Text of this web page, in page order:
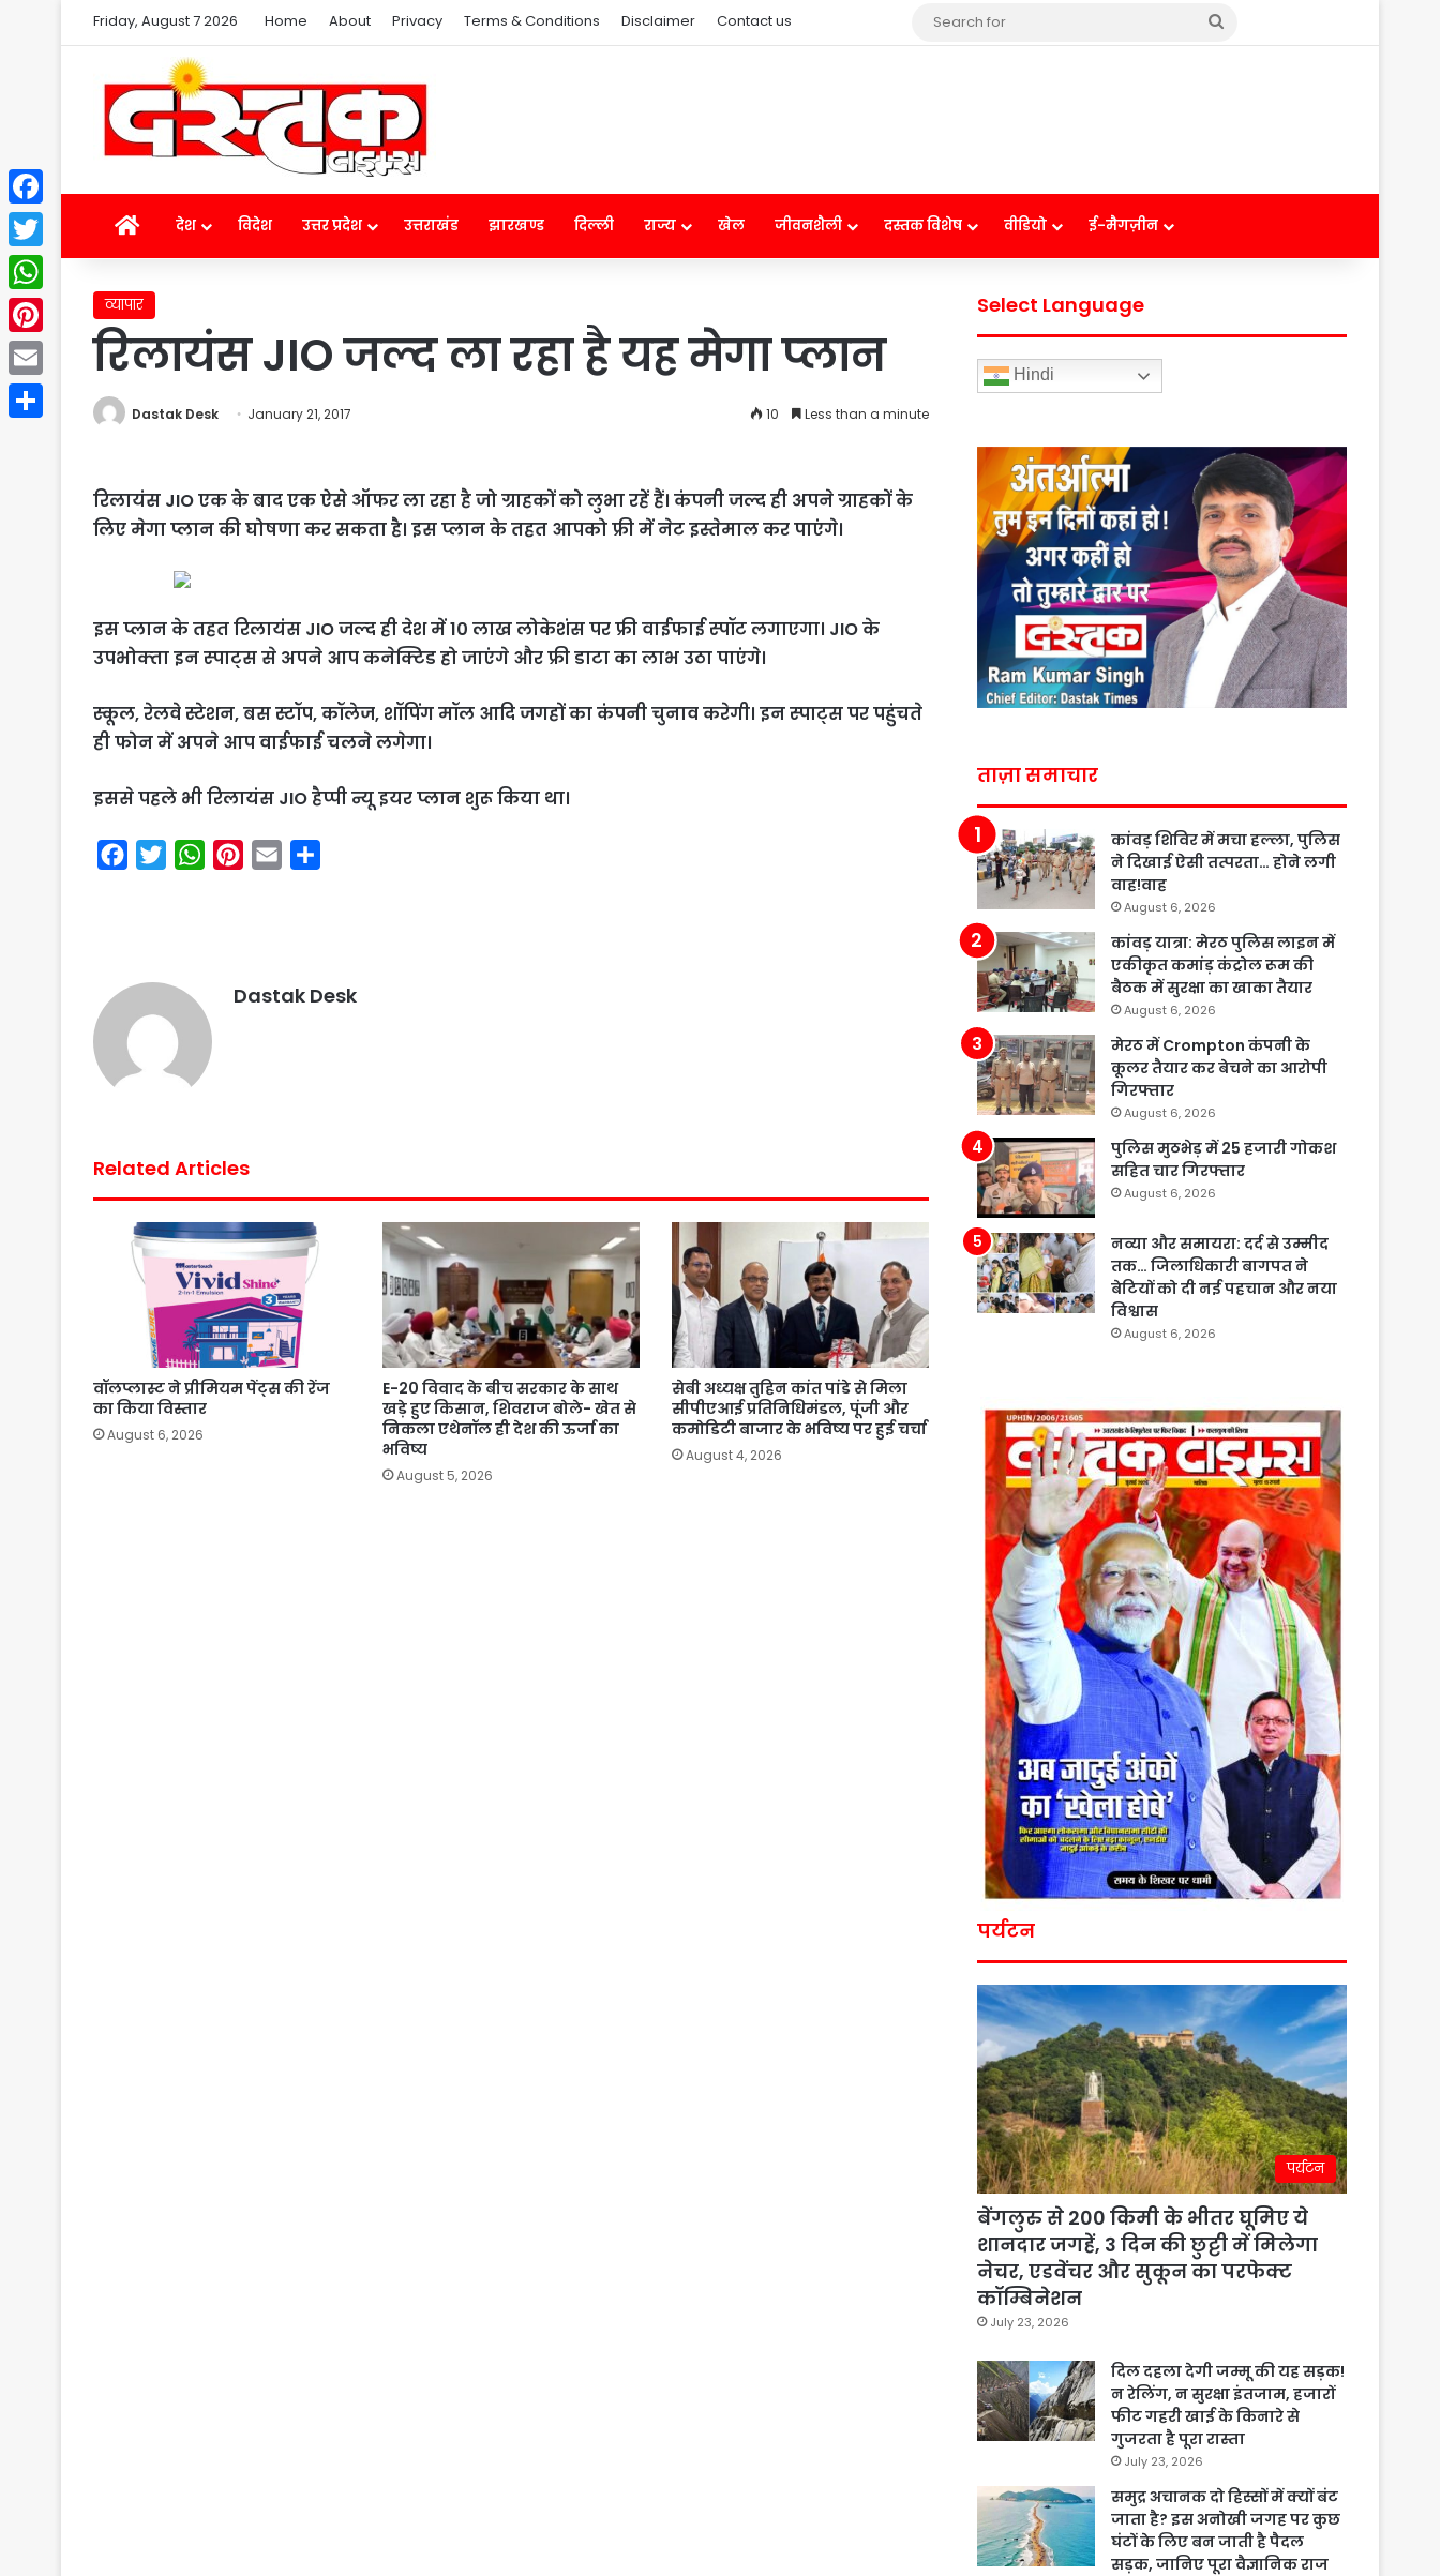
Friday, August 7 2026 Home About Privacy Terms & Conditions Disclaimer Contact us
Homeदेश विदेश उत्तर प्रदेश उत्तराखंड झारखण्ड दिल्ली राज्य खेल जीवनशैली दस्तक विशेष वीडियो ई-मैगज़ीन
व्यापार
रिलायंस JIO जल्द ला रहा है यह मेगा प्‍लान
Dastak Desk January 21, 2017 10 Less than a minute
रिलायंस JIO एक के बाद एक ऐसे ऑफर ला रहा है जो ग्राहकों को लुभा रहें हैं। कंपनी जल्‍द ही अपने ग्राहकों के
लिए मेगा प्‍लान की घोषणा कर सकता है। इस प्लान के तहत आपको फ्री में नेट इस्तेमाल कर पाएंगे।
इस प्लान के तहत रिलायंस JIO जल्‍द ही देश में 10 लाख लोकेशंस पर फ्री वाईफाई स्‍पॉट लगाएगा। JIO के
उपभोक्‍ता इन स्‍पाट्स से अपने आप कनेक्टिड हो जाएंगे और फ्री डाटा का लाभ उठा पाएंगे।
स्‍कूल, रेलवे स्‍टेशन, बस स्‍टॉप, कॉलेज, शॉपिंग मॉल आदि जगहों का कंपनी चुनाव करेगी। इन स्‍पाट्स पर पहुंचते
ही फोन में अपने आप वाईफाई चलने लगेगा।
इससे पहले भी रिलायंस JIO हैप्पी न्यू इयर प्लान शुरू किया था।
o
k
r
W
p
p
r
Dastak Desk
Related Articles
वॉलप्लास्ट ने प्रीमियम पेंट्स की रेंज
का किया विस्तार
August 6, 2026
E-20 विवाद के बीच सरकार के साथ
खड़े हुए किसान, शिवराज बोले- खेत से
निकला एथेनॉल ही देश की ऊर्जा का
भविष्य
August 5, 2026
सेबी अध्यक्ष तुहिन कांत पांडे से मिला
सीपीएआई प्रतिनिधिमंडल, पूंजी और
कमोडिटी बाजार के भविष्य पर हुई चर्चा
August 4, 2026
Select Language
Hindi
ताज़ा समाचार
कांवड़ शिविर में मचा हल्ला, पुलिस
ने दिखाई ऐसी तत्परता… होने लगी
वाह!वाह
August 6, 2026
कांवड़ यात्रा: मेरठ पुलिस लाइन में
एकीकृत कमांड़ कंट्रोल रूम की
बैठक में सुरक्षा का खाका तैयार
August 6, 2026
मेरठ में Crompton कंपनी के
कूलर तैयार कर बेचने का आरोपी
गिरफ्तार
August 6, 2026
पुलिस मुठभेड़ में 25 हजारी गोकश
सहित चार गिरफ्तार
August 6, 2026
नव्या और समायरा: दर्द से उम्मीद
तक… जिलाधिकारी बागपत ने
बेटियों को दी नई पहचान और नया
विश्वास
August 6, 2026
पर्यटन
पर्यटन
बेंगलुरु से 200 किमी के भीतर घूमिए ये
शानदार जगहें, 3 दिन की छुट्टी में मिलेगा
नेचर, एडवेंचर और सुकून का परफेक्ट
कॉम्बिनेशन
July 23, 2026
दिल दहला देगी जम्मू की यह सड़क!
न रेलिंग, न सुरक्षा इंतजाम, हजारों
फीट गहरी खाई के किनारे से
गुजरता है पूरा रास्ता
July 23, 2026
समुद्र अचानक दो हिस्सों में क्यों बंट
जाता है? इस अनोखी जगह पर कुछ
घंटों के लिए बन जाती है पैदल
सड़क, जानिए पूरा वैज्ञानिक राज
Facebook
Twitter
WhatsApp
Pinterest
Email